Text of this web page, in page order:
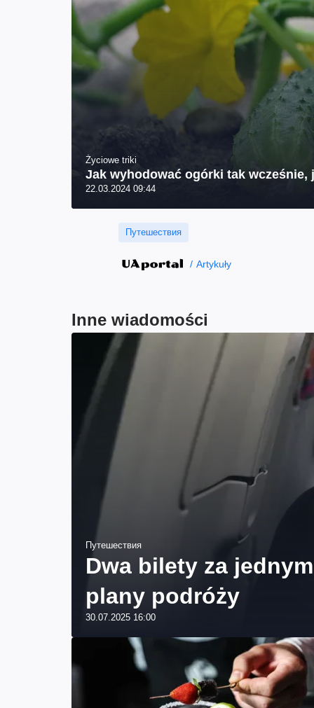
Życiowe triki
Jak wyhodować ogórki tak
22.03.2024 09:44
Путешествия
Artykuły
Inne wiadomości
Путешествия
Dwa bilety za
plany podróży
30.07.2025 16:00